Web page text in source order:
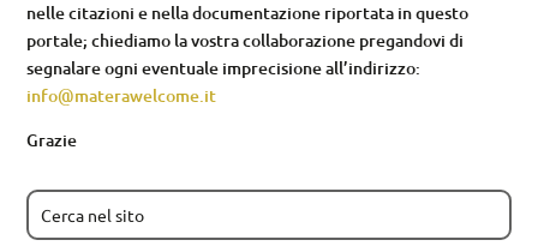
nelle citazioni e nella documentazione riportata in questo
portale; chiediamo la vostra collaborazione pregandovi di
segnalare ogni eventuale imprecisione all’indirizzo:
info@materawelcome.it
Grazie